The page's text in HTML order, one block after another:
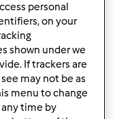
1h 19min
personal
on your
shown under we
If trackers are
may not be as
menu to change
time by